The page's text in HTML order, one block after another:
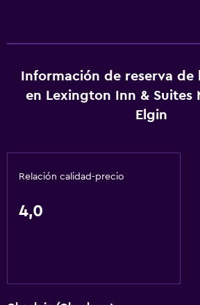
Lavandería
Lavandería
Minibar
Información de reserva de
en Lexington Inn & Suites
Elgin
Relación calidad-precio
4,0